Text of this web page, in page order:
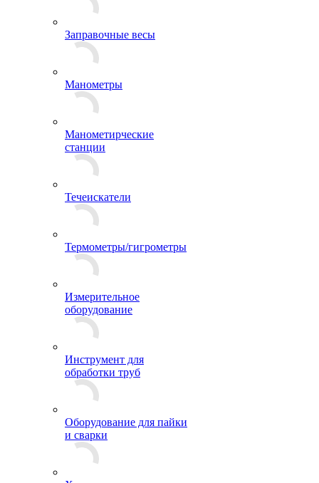
Заправочные весы
Манометры
Манометирческие
станции
Течеискатели
Термометры/гигрометры
Измерительное
оборудование
Инструмент для
обработки труб
Оборудование для пайки
и сварки